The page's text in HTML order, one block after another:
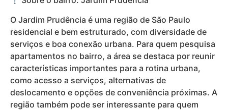
O Jardim Prudência é uma região de São Paulo
residencial e bem estruturado, com diversidade de
serviços e boa conexão urbana. Para quem pesquisa
apartamentos no bairro, a área se destaca por reunir
características importantes para a rotina urbana,
como acesso a serviços, alternativas de
deslocamento e opções de conveniência próximas. A
região também pode ser interessante para quem